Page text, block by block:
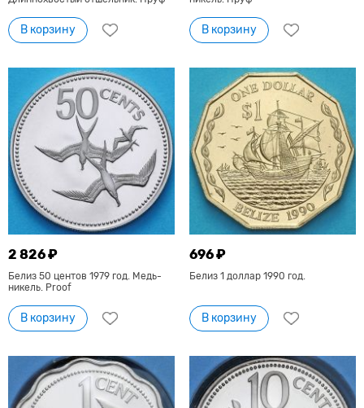
В корзину В корзину
2 826 ₽
Белиз 50 центов 1979 год. Медь-
никель. Proof
В корзину
696 ₽
Белиз 1 доллар 1990 год.
В корзину